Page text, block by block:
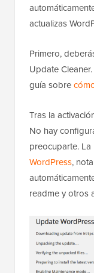
actualizas
Primero,
Update
guía sobre
Tras la
No hay
preocuparte.
WordPress,
readme y otros